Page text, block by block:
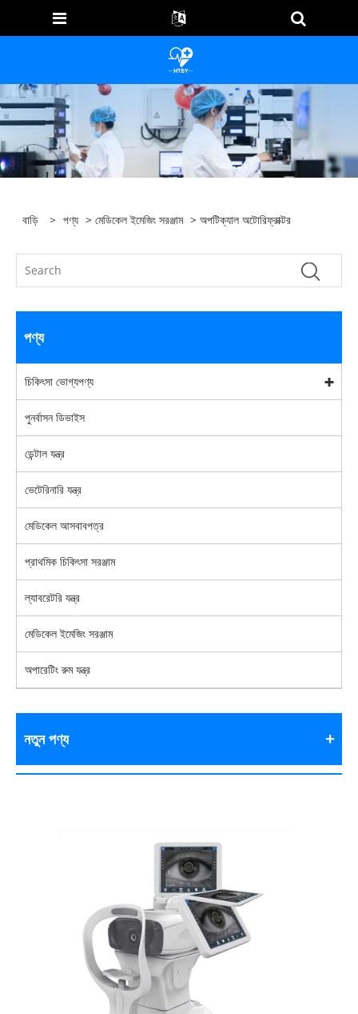
বাড়ি > পণ্য >মেডিকেল ইমেজিং সরঞ্জাম > অপটিক্যাল অটোরিফ্রাক্টর
পণ্য
চিকিৎসা ভোগ্যপণ্য
পুনর্বাসন ডিভাইস
ডেন্টাল যন্ত্র
ভেটেরিনারি যন্ত্র
মেডিকেল আসবাবপত্র
প্রাথমিক চিকিৎসা সরঞ্জাম
ল্যাবরেটরি যন্ত্র
মেডিকেল ইমেজিং সরঞ্জাম
অপারেটিং রুম যন্ত্র
নতুন পণ্য